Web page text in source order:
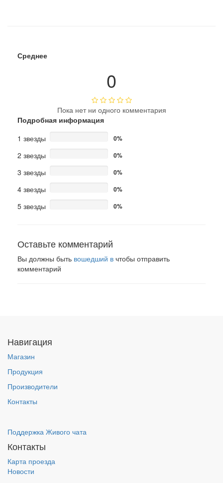
Среднее
0
Пока нет ни одного комментария
Подробная информация
1 звезды
0%
2 звезды 0%
3 звезды 0%
4 звезды 0%
5 звезды 0%
Оставьте комментарий
Вы должны быть вошедший в чтобы отправить
комментарий
Навигация
Магазин
Продукция
Производители
Контакты
Поддержка Живого чата
Контакты
Карта проезда
Новости